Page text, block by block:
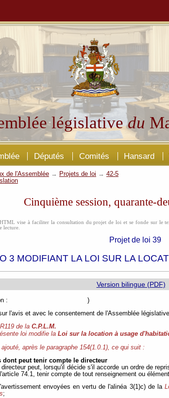
législativedu
Députés Comités Hansard
de l'Assemblée → Projets de loi → 42-5
Cinquième session, quarante-
vise à faciliter la consultation du projet de loi et se fonde sur le
lecture.
Projet de loi 39
3 MODIFIANT LA LOI SUR LA
Version bilingue (PDF)
sanction : )
l'avis et avec le consentement de l'Assemblée
de la C.P.L.M.
loi modifie la Loi sur la location à usage
après le paragraphe 154(1.0.1), ce qui suit :
dont peut tenir compte le directeur
directeur peut, lorsqu'il décide s'il accorde un ordre de
74.1, tenir compte de tout renseignement ou
envoyées en vertu de l'alinéa 3(1)c) de la
;